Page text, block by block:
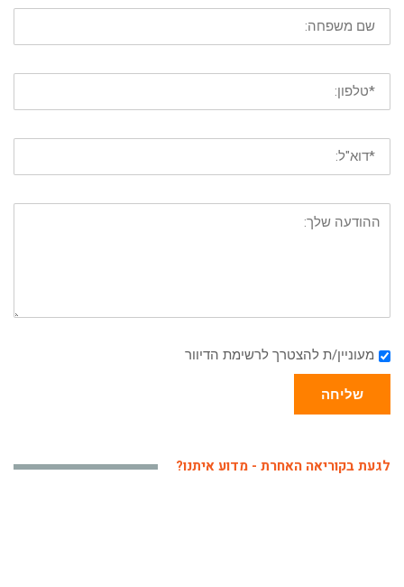
מעוניין/ת להצטרך לרשימת הדיוור
שליחה
לגעת בקוריאה האחרת - מדוע איתנו?